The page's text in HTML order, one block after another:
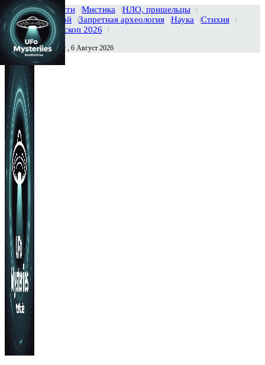
Главная Новости Мистика
НЛО, пришельцы
Тайны вселенной
Запретная археология Наука
Стихия
История
Гороскоп 2026
Сегодня Четверг , 6 Август 2026